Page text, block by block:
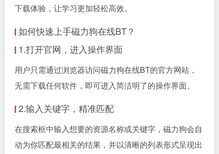
下载体验，让学习更加轻松高效。
如何快速上手磁力狗在线BT？
1.打开官网，进入操作界面
用户只需通过浏览器访问磁力狗在线BT的官方网站，
无需下载任何软件，即可进入简洁明了的操作界面。
2.输入关键字，精准匹配
在搜索框中输入想要的资源名称或关键字，磁力狗会自
动为你匹配最相关的结果，并以清晰的列表形式呈现出